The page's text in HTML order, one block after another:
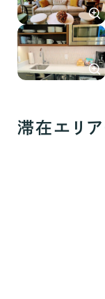
滞在エリア